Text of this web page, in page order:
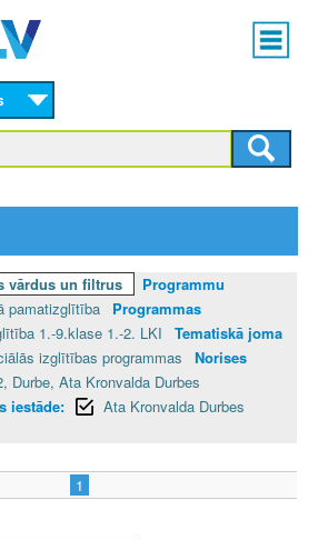
Main
menu
vārdus un filtrus
Programmu
pamatizglītība
Programmas
1.-9.klase 1.-2. LKI
Tematiskā joma
izglītības programmas
Norises
Durbe, Ata Kronvalda Durbes
iestāde:
Ata Kronvalda Durbes
1